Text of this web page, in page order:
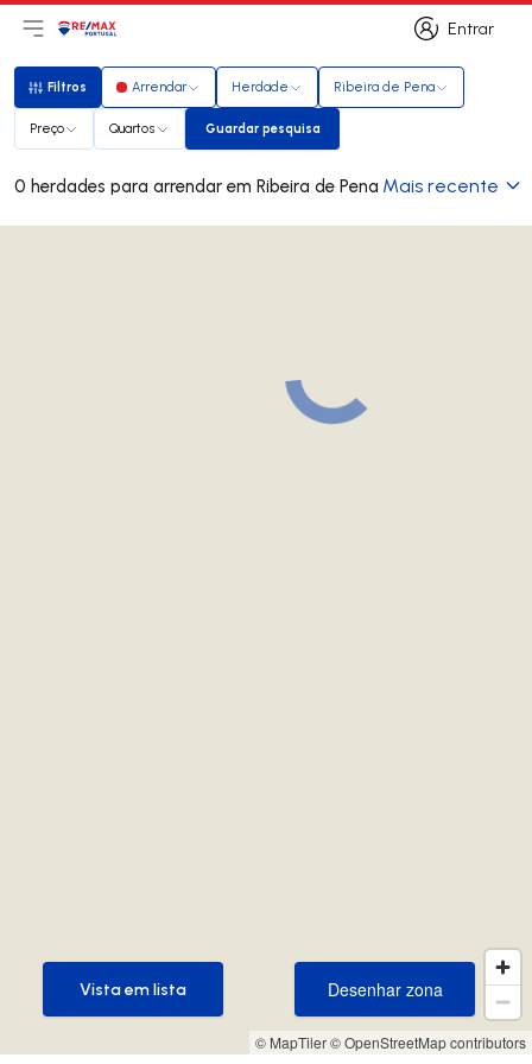
Entrar
Entrar
Abri menu principal
LogoIr para página inicial
Filtros
Filtros Arrendar Herdade Ribeira de Pena
Preço Quartos Guardar pesquisa
Guardar pesquisa
0 herdades para arrendar em Ribeira de Pena Mais recente
© MapTiler© OpenStreetMap contributors
Desenhar zona
Desenhar zona
Vista em lista
Vista em lista